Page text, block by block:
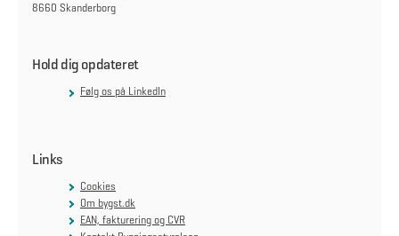
8660 Skanderborg
Hold dig opdateret
Følg os på LinkedIn
Links
Cookies
Om bygst.dk
EAN, fakturering og CVR